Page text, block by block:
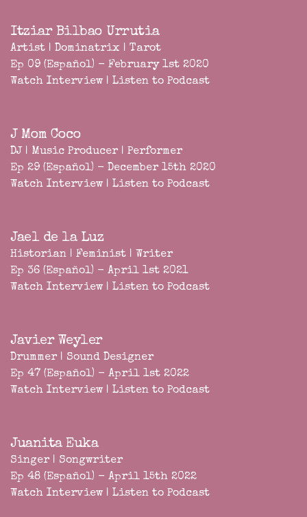
Itziar Bilbao Urrutia
Artist | Dominatrix | Tarot
Ep 09 (Español) - February 1st 2020
Watch Interview | Listen to Podcast
J Mom Coco
DJ | Music Producer | Performer
Ep 29 (Español) - December 15th 2020
Watch Interview | Listen to Podcast
Jael de la Luz
Historian | Feminist | Writer
Ep 36 (Español) - April 1st 2021
Watch Interview | Listen to Podcast
Javier Weyler
Drummer | Sound Designer
Ep 47 (Español) - April 1st 2022
Watch Interview | Listen to Podcast
Juanita Euka
Singer | Songwriter
Ep 48 (Español) - April 15th 2022
Watch Interview | Listen to Podcast